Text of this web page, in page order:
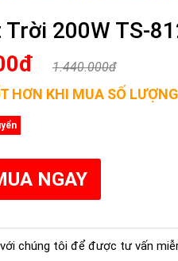
200W TS-
1.440.000đ
HƠN KHI MUA SỐ
chúng tôi để được tư vấn